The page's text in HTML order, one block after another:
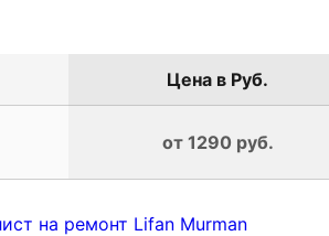
Цена в Руб.
от 1290 руб.
на ремонт Lifan Murman